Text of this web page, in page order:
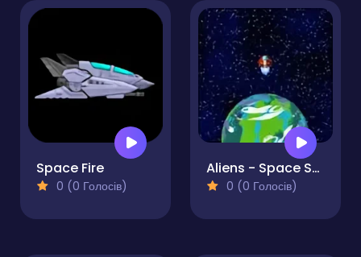
Space Fire
0 (0 Голосів)
Aliens - Space Shooter Game
0 (0 Голосів)